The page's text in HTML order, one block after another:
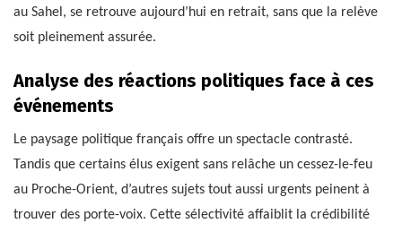
au Sahel, se retrouve aujourd’hui en retrait, sans que la relève
soit pleinement assurée.
Analyse des réactions politiques face à ces
événements
Le paysage politique français offre un spectacle contrasté.
Tandis que certains élus exigent sans relâche un cessez-le-feu
au Proche-Orient, d’autres sujets tout aussi urgents peinent à
trouver des porte-voix. Cette sélectivité affaiblit la crédibilité